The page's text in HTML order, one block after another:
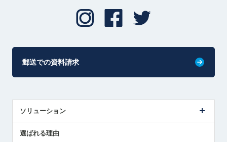
郵送での資料請求
ソリューション
解決策提案
選ばれる理由